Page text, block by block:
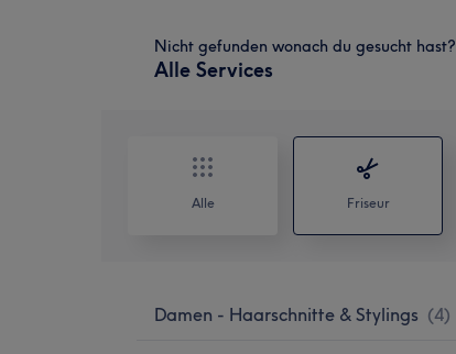
Nicht gefunden wonach du gesucht hast?
Alle Services
Alle Friseur
Damen - Haarschnitte & Stylings (4)